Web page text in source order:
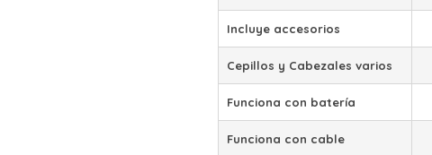
Incluye accesorios
Cepillos y Cabezales varios
Funciona con batería
Funciona con cable